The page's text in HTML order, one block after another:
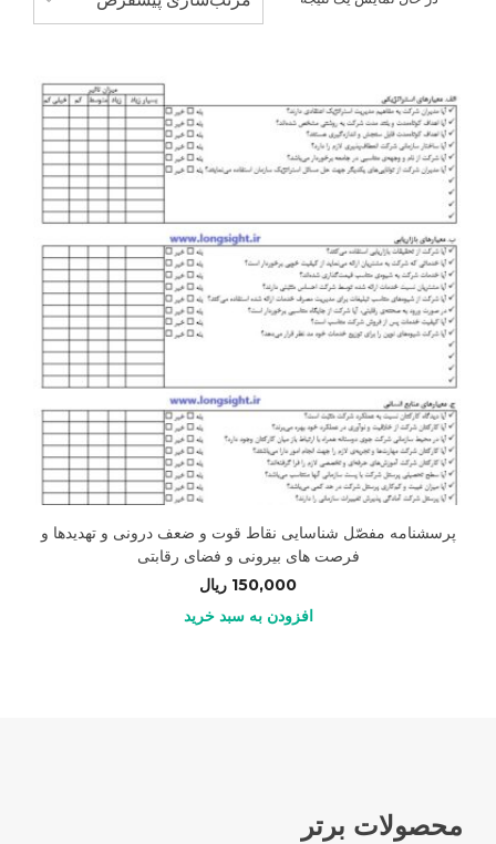
پرسشنامه مفصّل شناسایی نقاط قوت و ضعف درونی و تهدیدها و
فرصت های بیرونی و فضای رقابتی
150,000 ریال
افزودن به سبد خرید
محصولات برتر